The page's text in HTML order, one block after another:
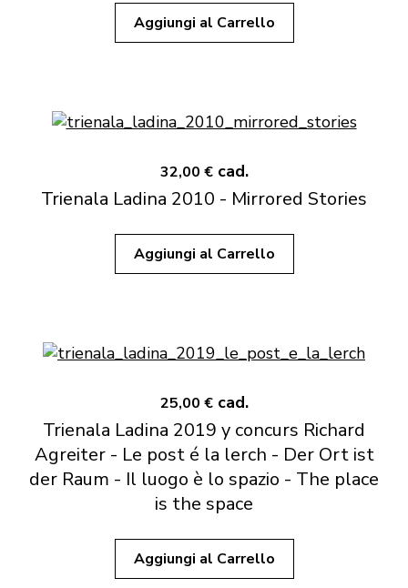
Aggiungi al Carrello
32,00 € cad.
Trienala Ladina 2010 - Mirrored Stories
Aggiungi al Carrello
25,00 € cad.
Trienala Ladina 2019 y concurs Richard
Agreiter - Le post é la lerch - Der Ort ist
der Raum - Il luogo è lo spazio - The place
is the space
Aggiungi al Carrello